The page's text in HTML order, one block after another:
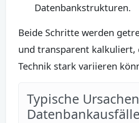
Datenbankstrukturen.
Beide Schritte werden
und transparent kalkuliert,
Technik stark variieren
Typische
Datenbankausfälle